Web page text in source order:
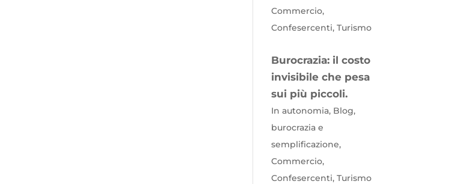
Commercio,
Confesercenti, Turismo
Burocrazia: il costo
invisibile che pesa
sui più piccoli.
In autonomia, Blog,
burocrazia e
semplificazione,
Commercio,
Confesercenti, Turismo